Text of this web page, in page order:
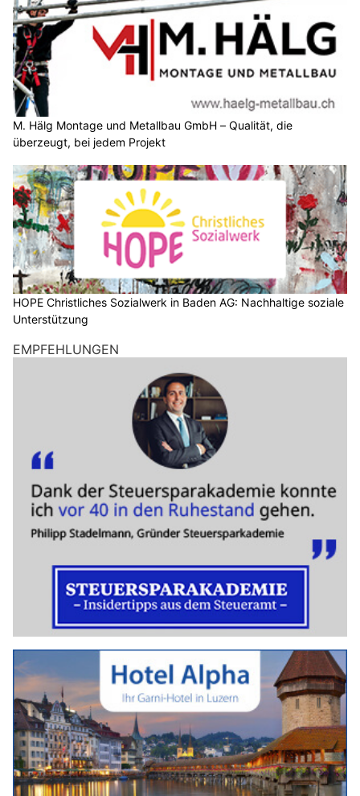
M. Hälg Montage und Metallbau GmbH – Qualität, die
überzeugt, bei jedem Projekt
HOPE Christliches Sozialwerk in Baden AG: Nachhaltige soziale
Unterstützung
EMPFEHLUNGEN